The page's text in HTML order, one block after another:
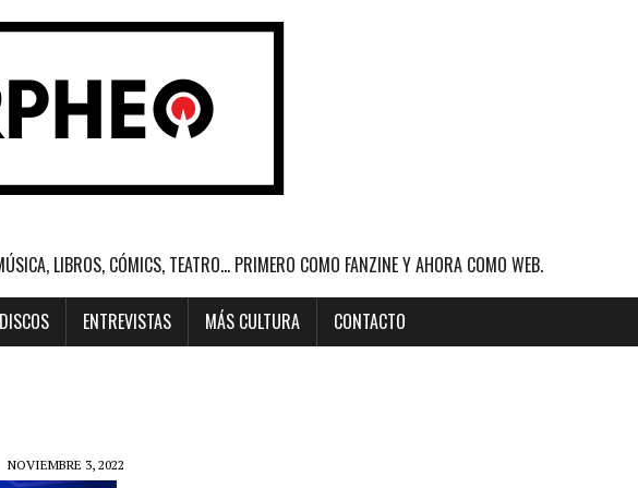
LIBROS, CÓMICS, TEATRO... PRIMERO COMO FANZINE Y AHORA COMO WEB.
DISCOS ENTREVISTAS MÁS CULTURA CONTACTO
NOVIEMBRE 3, 2022